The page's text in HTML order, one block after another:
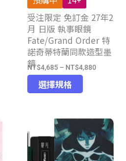
頁
面
選
擇
選
項
受注限定 免訂金 27年2
月 日版 執事眼鏡
Fate/Grand Order 特
諾奇蒂特蘭同款造型墨
鏡
NT$4,685 – NT$4,880價
NT$4,685
到
NT$4,880
選擇規格
產
有
多
種
款